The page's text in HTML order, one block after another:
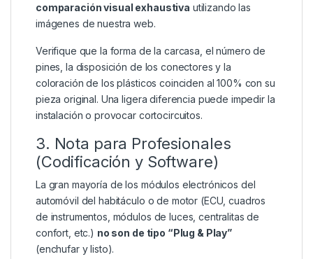
comparación visual exhaustiva utilizando las
imágenes de nuestra web.
Verifique que la forma de la carcasa, el número de
pines, la disposición de los conectores y la
coloración de los plásticos coinciden al 100% con su
pieza original. Una ligera diferencia puede impedir la
instalación o provocar cortocircuitos.
3. Nota para Profesionales
(Codificación y Software)
La gran mayoría de los módulos electrónicos del
automóvil del habitáculo o de motor (ECU, cuadros
de instrumentos, módulos de luces, centralitas de
confort, etc.) no son de tipo “Plug & Play”
(enchufar y listo).